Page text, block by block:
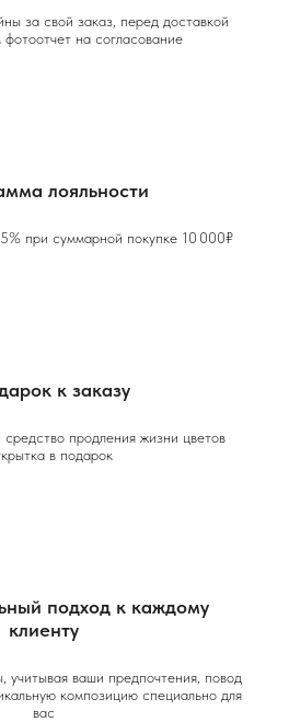
за свой заказ, перед доставкой
на согласование
лояльности
при суммарной покупке 10 000₽
к заказу
средство продления жизни цветов
в подарок
подход к каждому
клиенту
ваши предпочтения, повод
композицию специально для
вас